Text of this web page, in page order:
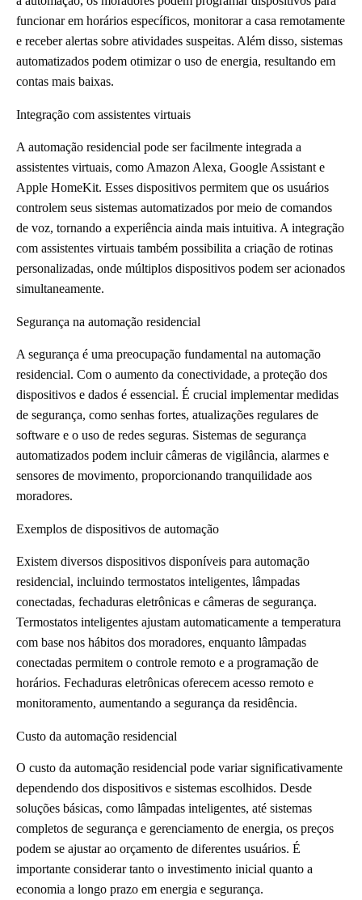
funcionar em horários específicos, monitorar a casa remotamente
e receber alertas sobre atividades suspeitas. Além disso, sistemas
automatizados podem otimizar o uso de energia, resultando em
contas mais baixas.
Integração com assistentes virtuais
A automação residencial pode ser facilmente integrada a
assistentes virtuais, como Amazon Alexa, Google Assistant e
Apple HomeKit. Esses dispositivos permitem que os usuários
controlem seus sistemas automatizados por meio de comandos
de voz, tornando a experiência ainda mais intuitiva. A integração
com assistentes virtuais também possibilita a criação de rotinas
personalizadas, onde múltiplos dispositivos podem ser acionados
simultaneamente.
Segurança na automação residencial
A segurança é uma preocupação fundamental na automação
residencial. Com o aumento da conectividade, a proteção dos
dispositivos e dados é essencial. É crucial implementar medidas
de segurança, como senhas fortes, atualizações regulares de
software e o uso de redes seguras. Sistemas de segurança
automatizados podem incluir câmeras de vigilância, alarmes e
sensores de movimento, proporcionando tranquilidade aos
moradores.
Exemplos de dispositivos de automação
Existem diversos dispositivos disponíveis para automação
residencial, incluindo termostatos inteligentes, lâmpadas
conectadas, fechaduras eletrônicas e câmeras de segurança.
Termostatos inteligentes ajustam automaticamente a temperatura
com base nos hábitos dos moradores, enquanto lâmpadas
conectadas permitem o controle remoto e a programação de
horários. Fechaduras eletrônicas oferecem acesso remoto e
monitoramento, aumentando a segurança da residência.
Custo da automação residencial
O custo da automação residencial pode variar significativamente
dependendo dos dispositivos e sistemas escolhidos. Desde
soluções básicas, como lâmpadas inteligentes, até sistemas
completos de segurança e gerenciamento de energia, os preços
podem se ajustar ao orçamento de diferentes usuários. É
importante considerar tanto o investimento inicial quanto a
economia a longo prazo em energia e segurança.